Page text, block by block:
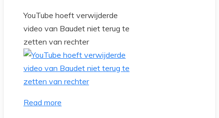
YouTube hoeft verwijderde
video van Baudet niet terug te
zetten van rechter
Read more